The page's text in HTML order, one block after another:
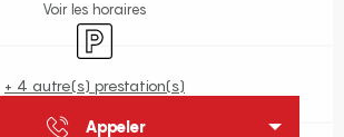
Voir les horaires
Parking
+ 4 autre(s) prestation(s)
Appeler